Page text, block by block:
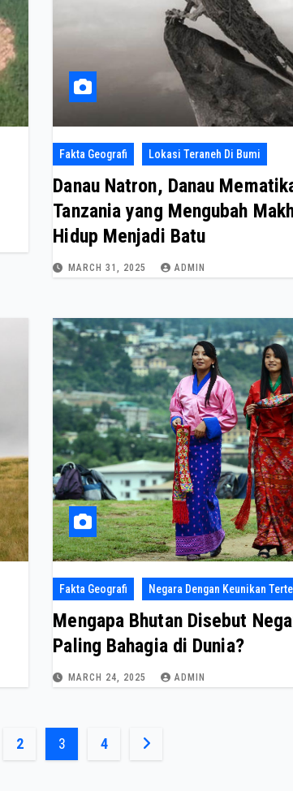
Fakta Geografi Lokasi Teraneh Di Bumi
Danau Natron, Danau
Tanzania yang Mengubah
Hidup Menjadi Batu
MARCH 31, 2025 ADMIN
Fakta Geografi Negara Dengan Keunikan
Mengapa Bhutan Disebut
Paling Bahagia di Dunia?
MARCH 24, 2025 ADMIN
2 3 4